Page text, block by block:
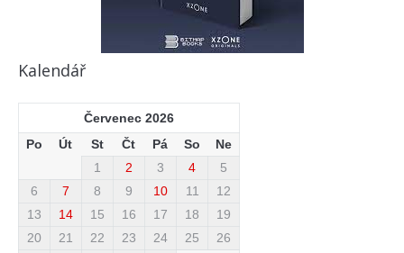
Kalendář
Červenec 2026
Po
Út St Čt Pá So Ne
1 2 3 4
5
6
7 8 9 10 11
12
13
14 15 16 17 18
19
20
21 22 23 24 25
26